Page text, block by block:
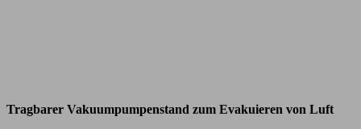
Tragbarer Vakuumpumpenstand zum Evakuieren von Luft